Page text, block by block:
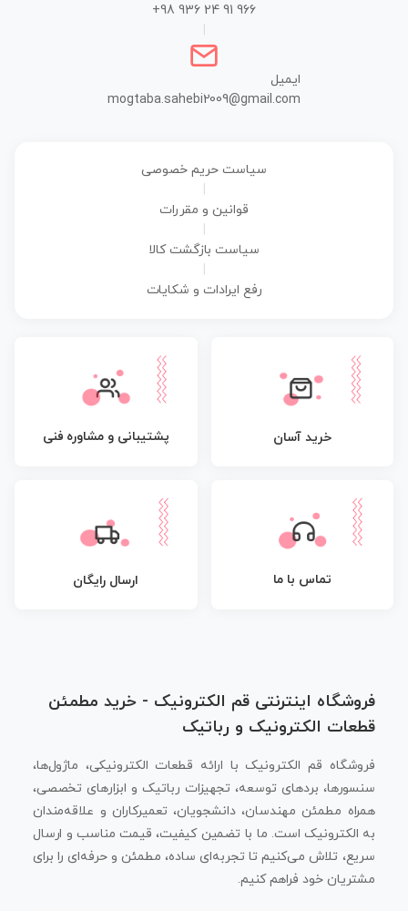
+98 936 24 91 966
ایمیل
mogtaba.sahebi2009@gmail.com
سیاست حریم خصوصی
قوانین و مقررات
سیاست بازگشت کالا
رفع ایرادات و شکایات
خرید آسان پشتیبانی و مشاوره فنی
تماس با ما ارسال رایگان
فروشگاه اینترنتی قم الکترونیک - خرید مطمئن
قطعات الکترونیک و رباتیک
فروشگاه قم الکترونیک با ارائه قطعات الکترونیکی، ماژول‌ها،
سنسورها، بردهای توسعه، تجهیزات رباتیک و ابزارهای تخصصی،
همراه مطمئن مهندسان، دانشجویان، تعمیرکاران و علاقه‌مندان
به الکترونیک است. ما با تضمین کیفیت، قیمت مناسب و ارسال
سریع، تلاش می‌کنیم تا تجربه‌ای ساده، مطمئن و حرفه‌ای را برای
مشتریان خود فراهم کنیم.